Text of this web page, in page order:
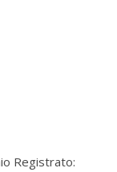
Registrato: